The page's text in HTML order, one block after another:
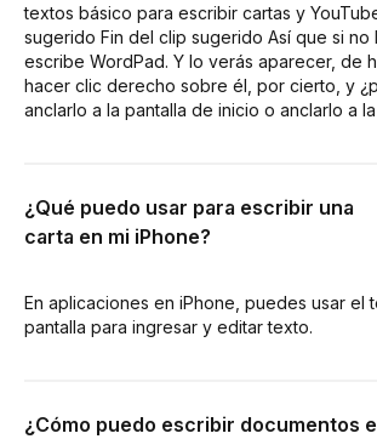
textos básico para escribir cartas y
sugerido Fin del clip sugerido Así que si no
escribe WordPad. Y lo verás aparecer, de
hacer clic derecho sobre él, por cierto, y
anclarlo a la pantalla de inicio o anclarlo a
¿Qué puedo usar para escribir una
carta en mi iPhone?
En aplicaciones en iPhone, puedes usar el
pantalla para ingresar y editar texto.
¿Cómo puedo escribir documentos